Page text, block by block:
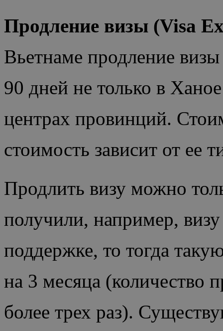
Продление визы (Visa
Вьетнаме продление
90 дней не только в
центрах провинций.
стоимость зависит от ее
Продлить визу можно
получили, например,
поддержке, то тогда
на 3 месяца (количество
более трех раз).